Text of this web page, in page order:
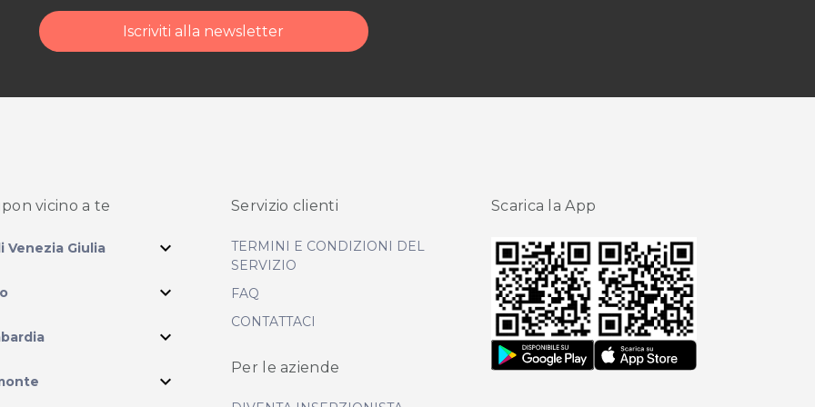
Iscriviti alla newsletter
vicino a te
Venezia Giulia expand_more
expand_more
expand_more
expand_more
Servizio clienti
TERMINI E CONDIZIONI DEL
SERVIZIO
FAQ
CONTATTACI
Per le aziende
Scarica la App